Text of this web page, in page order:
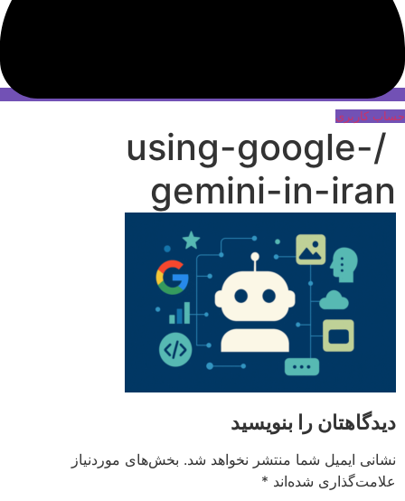
حساب کاربری
/using-google-
gemini-in-iran
دیدگاهتان را بنویسید
نشانی ایمیل شما منتشر نخواهد شد. بخش‌های موردنیاز
علامت‌گذاری شده‌اند *